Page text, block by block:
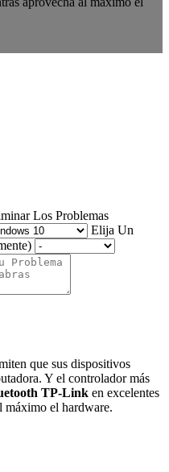
Los Problemas
Elija Un
que sus dispositivos
Y el controlador más
TP-Link en excelentes
máximo el hardware.